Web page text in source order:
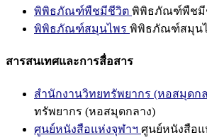
พิพิธภัณฑ์พืชมีชีวิต พิพิธภัณฑ์พืชมี
พิพิธภัณฑ์สมุนไพร พิพิธภัณฑ์สมุน
สารสนเทศและการสื่อสาร
สำนักงานวิทยทรัพยากร (หอสมุดก
ทรัพยากร (หอสมุดกลาง)
ศูนย์หนังสือแห่งจุฬาฯ ศูนย์หนังสือแ